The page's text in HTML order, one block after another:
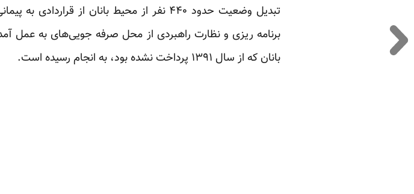
تبدیل وضعیت حدود ۴۴۰ نفر از محیط بانان از
برنامه ریزی و نظارت راهبردی از محل صرفه جویی‌های به
بانان که از سال ۱۳۹۱ پرداخت نشده بود، به انجام رسیده است.